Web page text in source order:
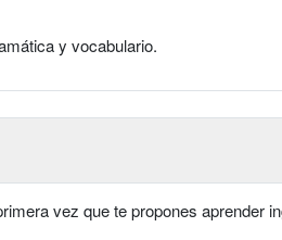
y vocabulario.
vez que te propones aprender